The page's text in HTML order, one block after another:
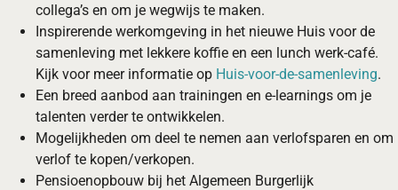
collega’s en om je wegwijs te maken.
Inspirerende werkomgeving in het nieuwe Huis voor de
samenleving met lekkere koffie en een lunch werk-café.
Kijk voor meer informatie op Huis-voor-de-samenleving.
Een breed aanbod aan trainingen en e-learnings om je
talenten verder te ontwikkelen.
Mogelijkheden om deel te nemen aan verlofsparen en om
verlof te kopen/verkopen.
Pensioenopbouw bij het Algemeen Burgerlijk